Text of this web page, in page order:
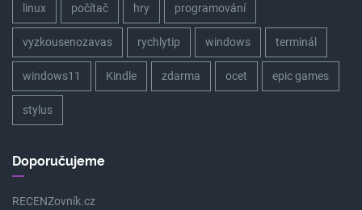
linux počítač hry programování
vyzkousenozavas rychlytip windows terminál
windows11 Kindle zdarma ocet epic games
stylus
Doporučujeme
RECENZovník.cz